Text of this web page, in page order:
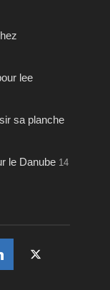
lee
sa planche
le Danube 14